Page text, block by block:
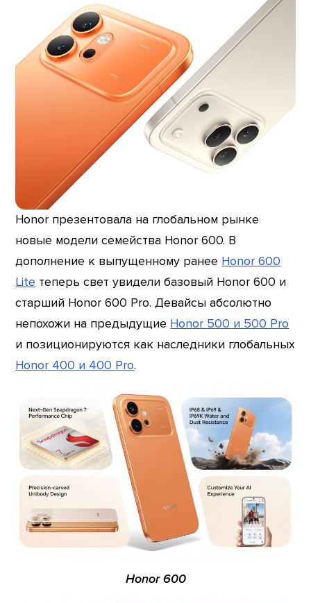
Honor презентовала на глобальном рынке
новые модели семейства Honor 600. В
дополнение к выпущенному ранее Honor 600
Lite теперь свет увидели базовый Honor 600 и
старший Honor 600 Pro. Девайсы абсолютно
непохожи на предыдущие Honor 500 и 500 Pro
и позиционируются как наследники глобальных
Honor 400 и 400 Pro.
Honor 600